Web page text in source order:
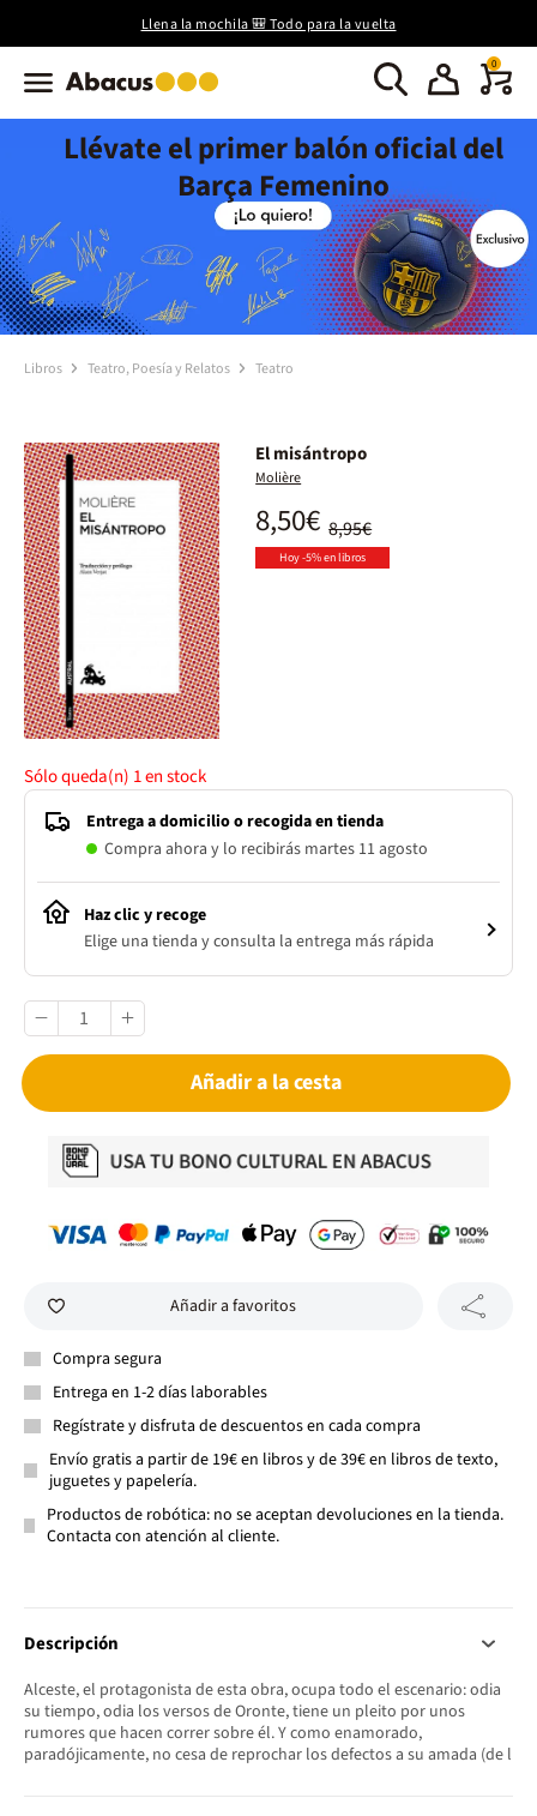
Llena la mochila 🎒 Todo para la vuelta
0
Llévate el primer balón oficial del
Barça Femenino
Libros Teatro, Poesía y Relatos Teatro
El misántropo
Molière
8,95€
8,50€
Hoy -5% en libros
Sólo queda(n) 1en stock
Entrega a domicilio o recogida en tienda
Compra ahora y lo recibirás martes 11 agosto
Haz clic y recoge
Elige una tienda y consulta la entrega más rápida
Añadir a la cesta
Añadir a favoritos
Compra segura
Entrega en 1-2 días laborables
Regístrate y disfruta de descuentos en cada compra
Envío gratis a partir de 19€ en libros y de 39€ en libros de texto,
juguetes y papelería.
Productos de robótica: no se aceptan devoluciones en la tienda.
Contacta con atención al cliente.
Descripción
Alceste, el protagonista de esta obra, ocupa todo el escenario: odia
su tiempo, odia los versos de Oronte, tiene un pleito por unos
rumores que hacen correr sobre él. Y como enamorado,
paradójicamente, no cesa de reprochar los defectos a su amada (de l